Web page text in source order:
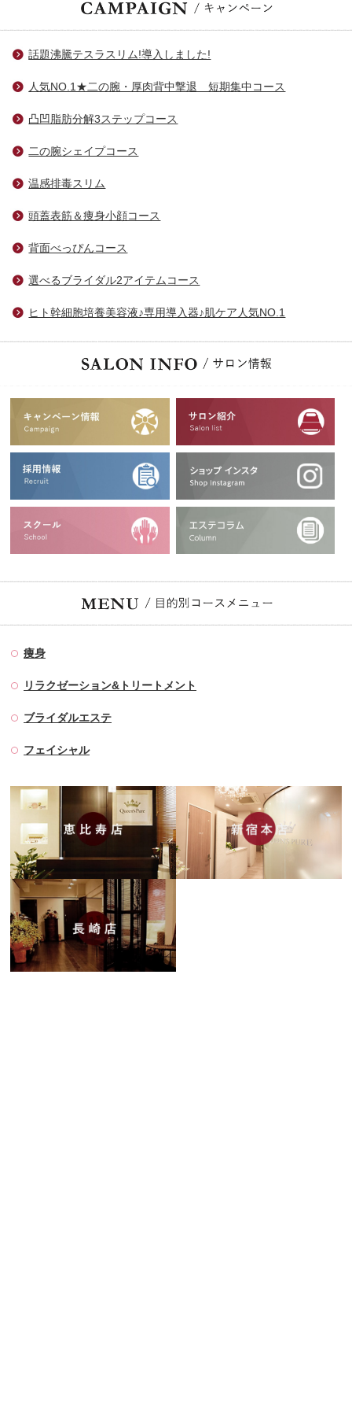
話題沸騰テスラスリム!導入しました!
人気NO.1★二の腕・厚肉背中撃退 短期集中コース
凸凹脂肪分解3ステップコース
二の腕シェイプコース
温感排毒スリム
頭蓋表筋＆痩身小顔コース
背面べっぴんコース
選べるブライダル2アイテムコース
ヒト幹細胞培養美容液♪専用導入器♪肌ケア人気NO.1
痩身
リラクゼーション&トリートメント
ブライダルエステ
フェイシャル